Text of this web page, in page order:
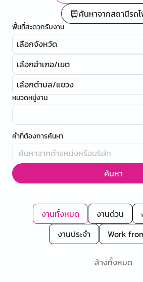
ค้นหาจากสถานีรถ
พื้นที่สะดวกรับงาน
เลือกจังหวัด
เลือกอำเภอ/เขต
เลือกตำบล/แขวง
หมวดหมู่งาน
คำที่ต้องการค้นหา
ค้นหา
งานทั้งหมด งานด่วน
งานประจำ
Work
ล้างทั้งหมด